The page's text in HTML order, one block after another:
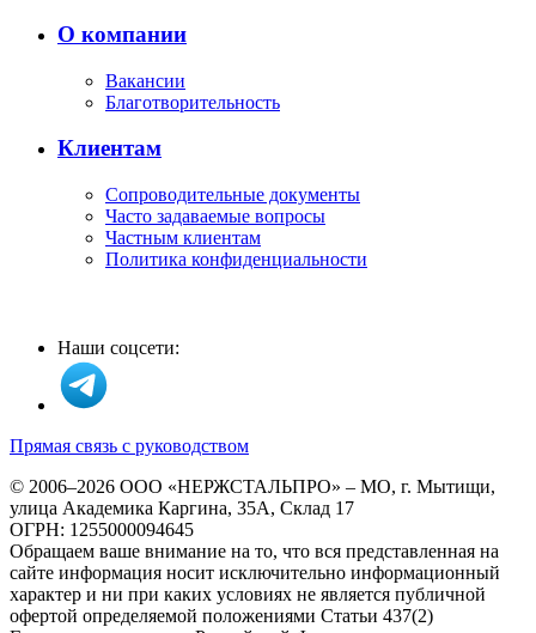
О компании
Вакансии
Благотворительность
Клиентам
Сопроводительные документы
Часто задаваемые вопросы
Частным клиентам
Политика конфиденциальности
Наши соцсети:
Прямая связь с руководством
© 2006–2026 ООО «НЕРЖСТАЛЬПРО» – МО, г. Мытищи,
улица Академика Каргина, 35А, Склад 17
ОГРН: 1255000094645
Обращаем ваше внимание на то, что вся представленная на
сайте информация носит исключительно информационный
характер и ни при каких условиях не является публичной
офертой определяемой положениями Статьи 437(2)